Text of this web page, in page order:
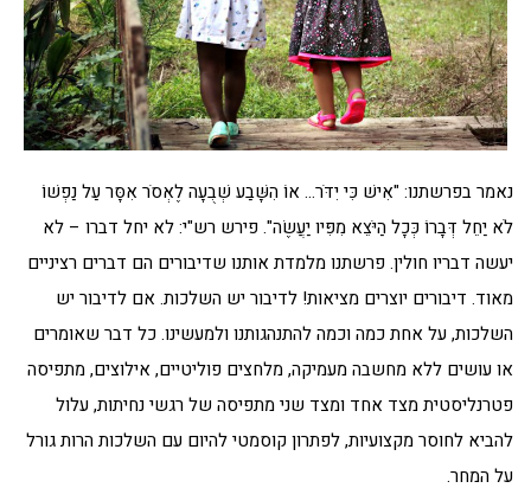
נאמר בפרשתנו: "אִישׁ כִּי יִדֹּר… אוֹ הִשָּׁבַע שְׁבֻעָה לֶאְסֹר אִסָּר עַל נַפְשׁוֹ
לֹא יַחֵל דְּבָרוֹ כְּכָל הַיֹּצֵא מִפִּיו יַעֲשֶׂה". פירש רש"י: לא יחל דברו – לא
יעשה דבריו חולין. פרשתנו מלמדת אותנו שדיבורים הם דברים רציניים
מאוד. דיבורים יוצרים מציאות! לדיבור יש השלכות. אם לדיבור יש
השלכות, על אחת כמה וכמה להתנהגותנו ולמעשינו. כל דבר שאומרים
או עושים ללא מחשבה מעמיקה, מלחצים פוליטיים, אילוצים, מתפיסה
פטרנליסטית מצד אחד ומצד שני מתפיסה של רגשי נחיתות, עלול
להביא לחוסר מקצועיות, לפתרון קוסמטי להיום עם השלכות הרות גורל
על המחר.